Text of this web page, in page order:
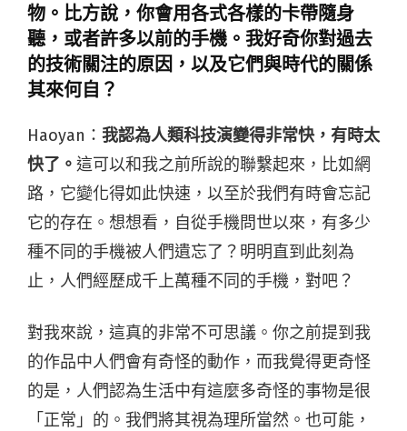
物。比方說，你會用各式各樣的卡帶隨身
聽，或者許多以前的手機。我好奇你對過去
的技術關注的原因，以及它們與時代的關係
其來何自？
Haoyan： 我認為人類科技演變得非常快，有時太
快了。 這可以和我之前所說的聯繫起來，比如網
路，它變化得如此快速，以至於我們有時會忘記
它的存在。想想看，自從手機問世以來，有多少
種不同的手機被人們遺忘了？明明直到此刻為
止，人們經歷成千上萬種不同的手機，對吧？
對我來說，這真的非常不可思議。你之前提到我
的作品中人們會有奇怪的動作，而我覺得更奇怪
的是，人們認為生活中有這麼多奇怪的事物是很
「正常」的。我們將其視為理所當然。也可能，